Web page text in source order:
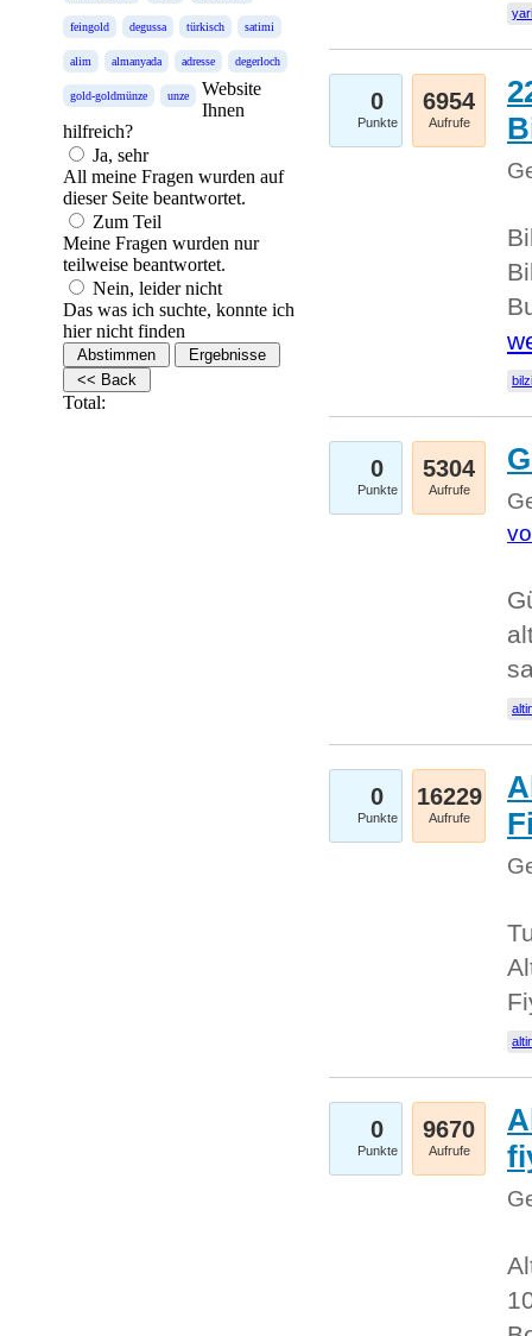
feingold degussa türkisch satimi
alim almanyada adresse degerloch
gold-goldmünze unze
Website
Ihnen
hilfreich?
Ja, sehr
All meine Fragen wurden auf
dieser Seite beantwortet.
Zum Teil
Meine Fragen wurden nur
teilweise beantwortet.
Nein, leider nicht
Das was ich suchte, konnte ich
hier nicht finden
Total:
0
Punkte
6954
Aufrufe
0
Punkte
5304
Aufrufe
0
Punkte
16229
Aufrufe
0
Punkte
9670
Aufrufe